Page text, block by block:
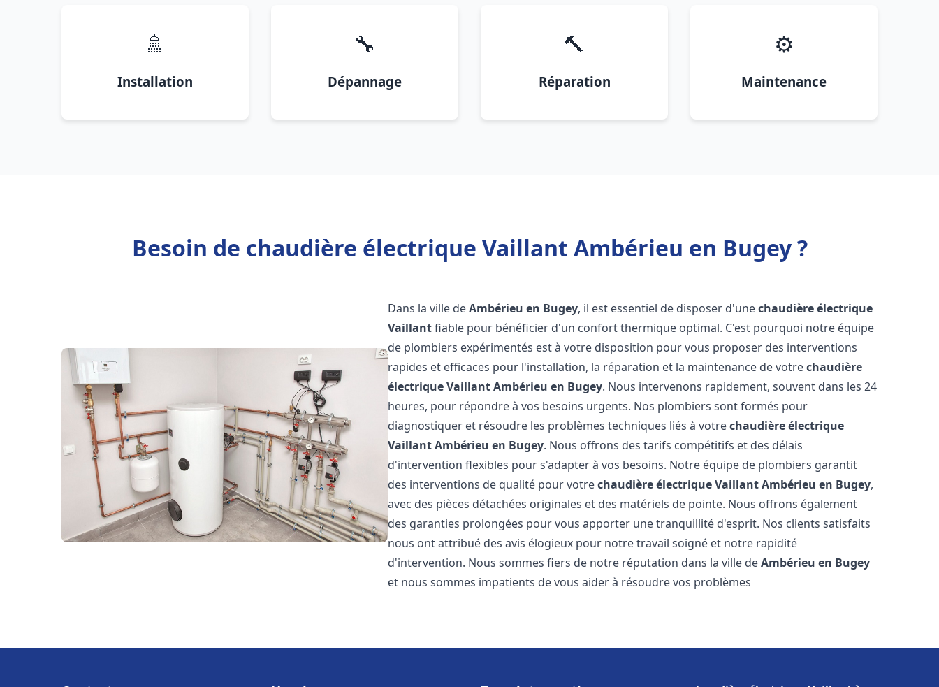
🚿
Installation
🔧
Dépannage
🔨
Réparation
⚙️
Maintenance
Besoin de chaudière électrique Vaillant Ambérieu en Bugey ?
Dans la ville deAmbérieu en Bugey, il est essentiel de disposer d'unechaudière électrique
Vaillantfiable pour bénéficier d'un confort thermique optimal. C'est pourquoi notre équipe
de plombiers expérimentés est à votre disposition pour vous proposer des interventions
rapides et efficaces pour l'installation, la réparation et la maintenance de votrechaudière
électrique VaillantAmbérieu en Bugey. Nous intervenons rapidement, souvent dans les 24
heures, pour répondre à vos besoins urgents. Nos plombiers sont formés pour
diagnostiquer et résoudre les problèmes techniques liés à votrechaudière électrique
VaillantAmbérieu en Bugey. Nous offrons des tarifs compétitifs et des délais
d'intervention flexibles pour s'adapter à vos besoins. Notre équipe de plombiers garantit
des interventions de qualité pour votrechaudière électrique VaillantAmbérieu en Bugey,
avec des pièces détachées originales et des matériels de pointe. Nous offrons également
des garanties prolongées pour vous apporter une tranquillité d'esprit. Nos clients satisfaits
nous ont attribué des avis élogieux pour notre travail soigné et notre rapidité
d'intervention. Nous sommes fiers de notre réputation dans la ville deAmbérieu en Bugey
et nous sommes impatients de vous aider à résoudre vos problèmes